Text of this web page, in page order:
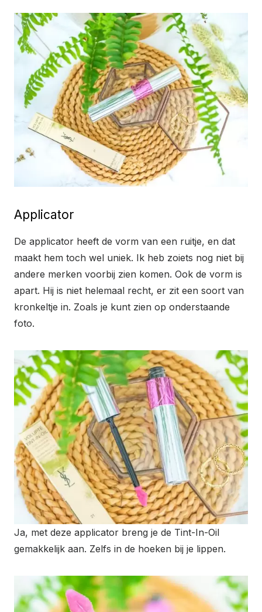
Applicator
De applicator heeft de vorm van een ruitje, en dat
maakt hem toch wel uniek. Ik heb zoiets nog niet bij
andere merken voorbij zien komen. Ook de vorm is
apart. Hij is niet helemaal recht, er zit een soort van
kronkeltje in. Zoals je kunt zien op onderstaande
foto.
Ja, met deze applicator breng je de Tint-In-Oil
gemakkelijk aan. Zelfs in de hoeken bij je lippen.